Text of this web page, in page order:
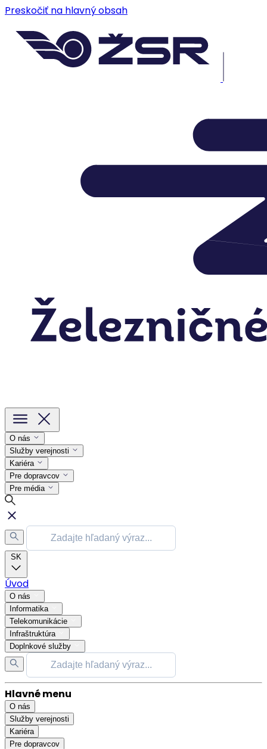
Preskočiť na hlavný obsah
O nás
Služby verejnosti
Kariéra
Pre dopravcov
Pre média
SK
Úvod
O nás
Informatika
Telekomunikácie
Infraštruktúra
Doplnkové služby
Hlavné menu
O nás
Služby verejnosti
Kariéra
Pre dopravcov